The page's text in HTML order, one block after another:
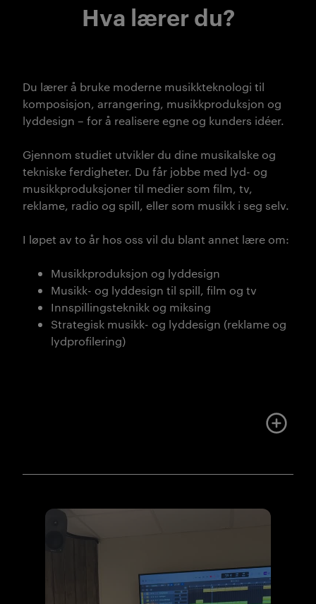
Hva lærer du?
Du lærer å bruke moderne musikkteknologi til
komposisjon, arrangering, musikkproduksjon og
lyddesign – for å realisere egne og kunders idéer.
Gjennom studiet utvikler du dine musikalske og
tekniske ferdigheter. Du får jobbe med lyd- og
musikkproduksjoner til medier som film, tv,
reklame, radio og spill, eller som musikk i seg selv.
I løpet av to år hos oss vil du blant annet lære om:
Musikkproduksjon og lyddesign
Musikk- og lyddesign til spill, film og tv
Innspillingsteknikk og miksing
Strategisk musikk- og lyddesign (reklame og
lydprofilering)
Mer om